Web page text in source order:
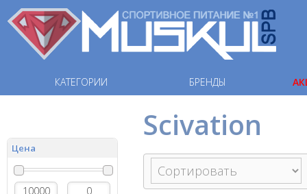
КАТЕГОРИИ БРЕНДЫ
Цена
Scivation